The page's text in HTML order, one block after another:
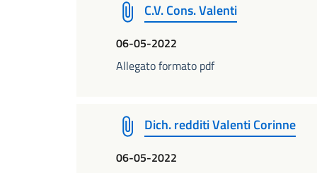
C.V. Cons. Valenti
06-05-2022
Allegato formato pdf
Dich. redditi Valenti Corinne
06-05-2022